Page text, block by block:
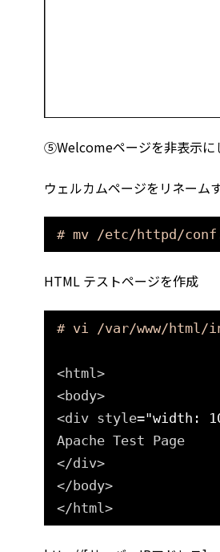
⑤Welcomeページを非表示に
ウェルカムページをリネーム
# mv /etc/httpd/
HTML テストページを作成
# vi /var/www/html/
<html>
<body>
<div style="width:
Apache Test Page
</div>
</body>
</html >